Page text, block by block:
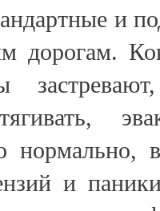
и
дорогам.
и